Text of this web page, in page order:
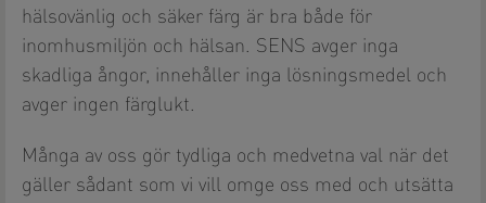
hälsovänlig och säker färg är bra både för
inomhusmiljön och hälsan. SENS avger inga
skadliga ångor, innehåller inga lösningsmedel och
avger ingen färglukt.
Många av oss gör tydliga och medvetna val när det
gäller sådant som vi vill omge oss med och utsätta